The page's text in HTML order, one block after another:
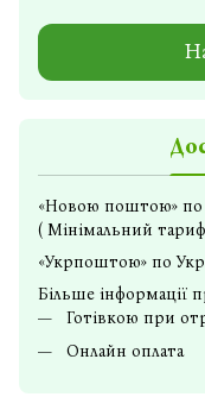
«Новою поштою» по
( Мінімальний
«Укрпоштою» по
Більше інформації
Готівкою при
Онлайн оплата